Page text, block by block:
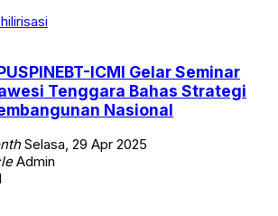
ICMI Gelar Seminar
Tenggara Bahas Strategi
Nasional
Selasa, 29 Apr 2025
Admin